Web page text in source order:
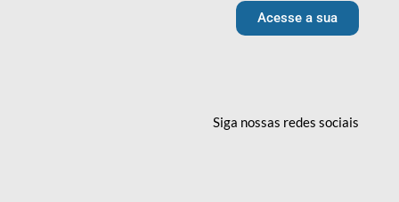
Acesse a sua
Siga nossas redessociais